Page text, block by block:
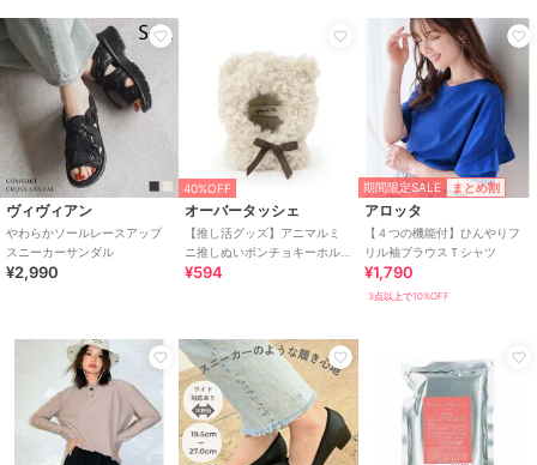
ヴィヴィアン
やわらかソールレースアップ
スニーカーサンダル
¥2,990
40%OFF
オーバータッシェ
【推し活グッズ】アニマルミ
ニ推しぬいポンチョキーホル
ダー
¥594
期間限定SALE まとめ割
アロッタ
【４つの機能付】ひんやりフ
リル袖ブラウスＴシャツ
¥1,790
3点以上で10%OFF